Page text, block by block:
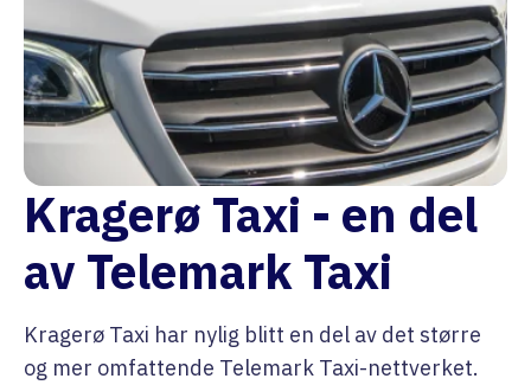
Kragerø Taxi - en del
av Telemark Taxi
Kragerø Taxi har nylig blitt en del av det større
og mer omfattende Telemark Taxi-nettverket.